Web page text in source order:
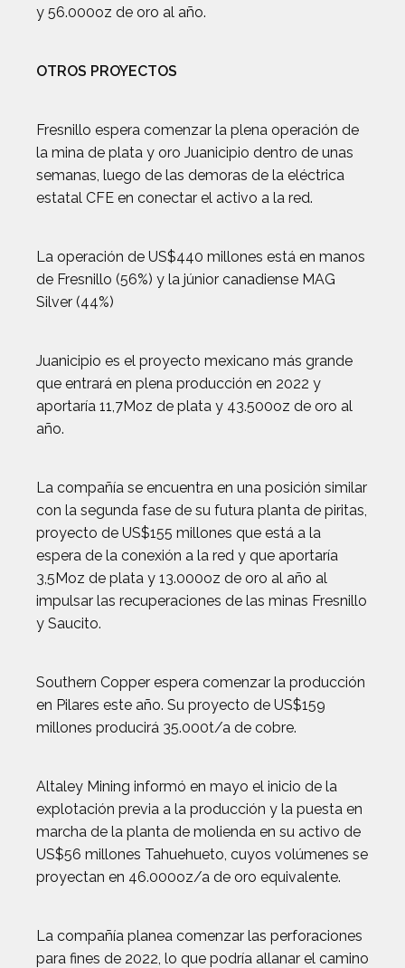
y 56.000oz de oro al año.
OTROS PROYECTOS
Fresnillo espera comenzar la plena operación de
la mina de plata y oro Juanicipio dentro de unas
semanas, luego de las demoras de la eléctrica
estatal CFE en conectar el activo a la red.
La operación de US$440 millones está en manos
de Fresnillo (56%) y la júnior canadiense MAG
Silver (44%)
Juanicipio es el proyecto mexicano más grande
que entrará en plena producción en 2022 y
aportaría 11,7Moz de plata y 43.500oz de oro al
año.
La compañía se encuentra en una posición similar
con la segunda fase de su futura planta de piritas,
proyecto de US$155 millones que está a la
espera de la conexión a la red y que aportaría
3,5Moz de plata y 13.000oz de oro al año al
impulsar las recuperaciones de las minas Fresnillo
y Saucito.
Southern Copper espera comenzar la producción
en Pilares este año. Su proyecto de US$159
millones producirá 35.000t/a de cobre.
Altaley Mining informó en mayo el inicio de la
explotación previa a la producción y la puesta en
marcha de la planta de molienda en su activo de
US$56 millones Tahuehueto, cuyos volúmenes se
proyectan en 46.000oz/a de oro equivalente.
La compañía planea comenzar las perforaciones
para fines de 2022, lo que podría allanar el camino